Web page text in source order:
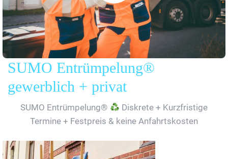
SUMO Entrümpelung®
gewerblich + privat
SUMO Entrümpelung®
Diskrete + Kurzfristige
Termine + Festpreis & keine Anfahrtskosten